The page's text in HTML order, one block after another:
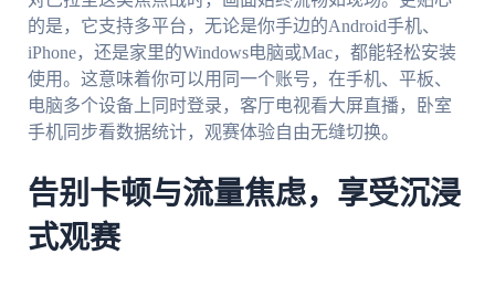
的是，它支持多平台，无论是你手边的Android手机、
iPhone，还是家里的Windows电脑或Mac，都能轻松安装
使用。这意味着你可以用同一个账号，在手机、平板、
电脑多个设备上同时登录，客厅电视看大屏直播，卧室
手机同步看数据统计，观赛体验自由无缝切换。
告别卡顿与流量焦虑，享受沉浸
式观赛